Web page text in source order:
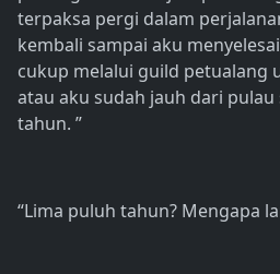
terpaksa pergi dalam
kembali sampai aku
cukup melalui guild petualang
atau aku sudah jauh dari
tahun. ”
“Lima puluh tahun? Mengapa